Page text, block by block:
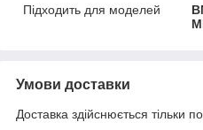
Підходить для моделей
Умови доставки
Доставка здійснюється тільки